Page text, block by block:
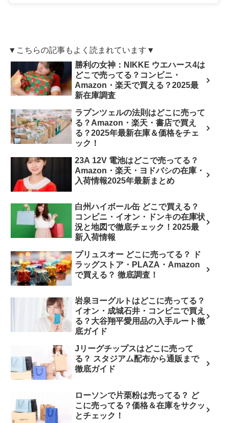
▼こちらの記事もよく読まれています▼
勝利の女神：NIKKE ウエハース4は
どこで売ってる？コンビニ・
Amazon・楽天で買える？2025最
新在庫調査
ラプンツェルの法則はどこに売って
る？Amazon・楽天・書店で買え
る？2025年最新在庫＆価格をチェ
ック！
23A 12V 電池はどこで売ってる？
Amazon・楽天・ヨドバシの在庫・
入荷情報2025年最新まとめ
白州ハイボール缶 どこで買える？
コンビニ・イオン・ドンキの在庫状
況と地図で徹底チェック！2025最
新入荷情報
プリュスオー どこに売ってる？ ド
ラッグストア・PLAZA・Amazon
で買える？ 徹底調査！
岩泉ヨーグルトはどこに売ってる？
イオン・成城石井・コンビニで買え
る？大谷翔平愛用品の入手ルート徹
底ガイド
Jリーグチップスはどこに売って
る？ スタジアム配布から通販まで
徹底ガイド
ローソンで片栗粉は売ってる？ ど
こに売ってる？価格＆在庫をサクッ
とチェック！